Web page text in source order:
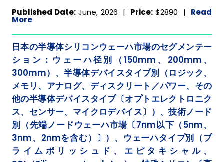
Published Date: June, 2026 | Price: $2890 | Read
More
日本の半導体シリコンウェーハ市場のセグメンテー
ション：ウェーハ径別（150mm、200mm、
300mm）、半導体デバイスタイプ別（ロジック、
メモリ、アナログ、ディスクリート／パワー、その
他の半導体デバイスタイプ〔オプトエレクトロニク
ス、センサー、マイクロデバイス〕）、技術ノード
別（先端ノードウェーハ市場〔7nm以下（5nm、
3nm、2nmを含む）〕）、ウェーハタイプ別（プ
ライムポリッシュド、エピタキシャル、